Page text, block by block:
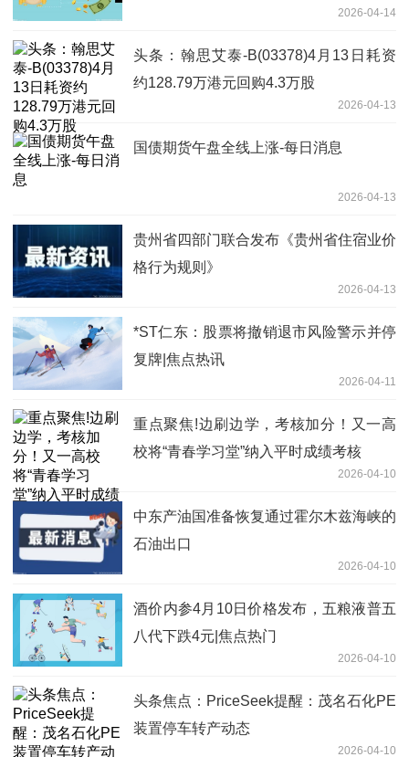
2026-04-14
头条：翰思艾泰-B(03378)4月13日耗资
约128.79万港元回购4.3万股
2026-04-13
国债期货午盘全线上涨-每日消息
2026-04-13
贵州省四部门联合发布《贵州省住宿业价
格行为规则》
2026-04-13
*ST仁东：股票将撤销退市风险警示并停
复牌|焦点热讯
2026-04-11
重点聚焦!边刷边学，考核加分！又一高
校将“青春学习堂”纳入平时成绩考核
2026-04-10
中东产油国准备恢复通过霍尔木兹海峡的
石油出口
2026-04-10
酒价内参4月10日价格发布，五粮液普五
八代下跌4元|焦点热门
2026-04-10
头条焦点：PriceSeek提醒：茂名石化PE
装置停车转产动态
2026-04-10